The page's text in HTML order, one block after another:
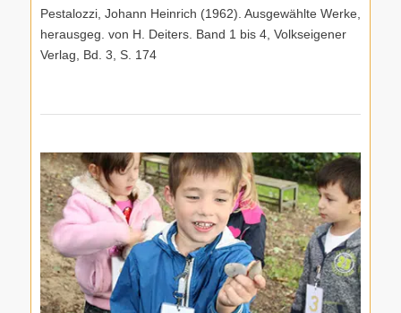
Pestalozzi, Johann Heinrich (1962). Ausgewählte Werke,
herausgeg. von H. Deiters. Band 1 bis 4, Volkseigener
Verlag, Bd. 3, S. 174